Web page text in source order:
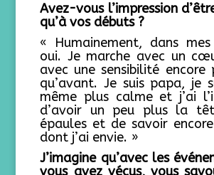
Avez-vous l’impression
qu’à vos débuts ?
« Humainement, dans mes
oui. Je marche avec un
avec une sensibilité
qu’avant. Je suis papa, je
même plus calme et j’ai
d’avoir un peu plus la
épaules et de savoir
dont j’ai envie. »
J’imagine qu’avec les
vous avez vécus, vous